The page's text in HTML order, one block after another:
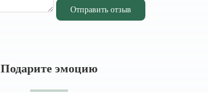
Отправить отзыв
Подарите эмоцию